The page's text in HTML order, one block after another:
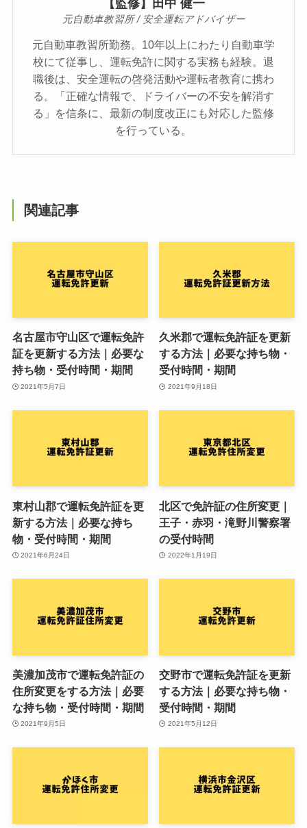
【監修】田中 健一
元自動車教習所 / 安全運転アドバイザー
元自動車教習所勤務。10年以上にわたり自動車学
校にて従事し、運転免許に関する実務も経験。退
職後は、安全運転の啓発活動や運転者教育に携わ
る。「正確な情報で、ドライバーの不安を解消す
る」を信条に、最新の制度改正にも対応した監修
を行っている。
関連記事
名古屋市守山区で運転免許
証を更新する方法｜必要な
持ち物・受付時間・期間
2021年5月7日
久米郡で運転免許証を更新
する方法｜必要な持ち物・
受付時間・期間
2021年9月18日
東村山郡で運転免許証を更
新する方法｜必要な持ち
物・受付時間・期間
2021年6月24日
北区で免許証の住所変更｜
王子・赤羽・滝野川警察署
の受付時間
2022年1月19日
美濃加茂市で運転免許証の
住所変更をする方法｜必要
な持ち物・受付時間・期間
2021年9月5日
交野市で運転免許証を更新
する方法｜必要な持ち物・
受付時間・期間
2021年5月12日